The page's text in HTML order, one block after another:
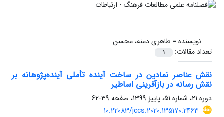
نویسنده =طاهری دمنه، محسن
تعداد مقالات:
1
نقش عناصر نمادین در ساخت آینده تأملی آینده‌پژوهانه بر
نقش رسانه در بازآفرینی اساطیر
دوره 21، شماره 51، پاییز 1399، صفحه
39-62
10.22083/jccs.2020.135170.2463